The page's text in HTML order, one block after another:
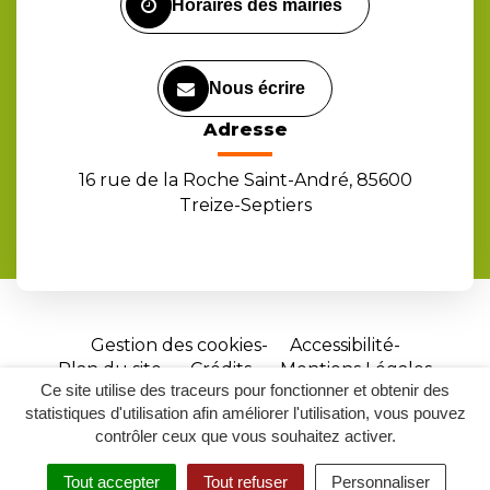
Ce site utilise des traceurs pour fonctionner et obtenir des
statistiques d'utilisation afin améliorer l'utilisation, vous pouvez
contrôler ceux que vous souhaitez activer.
Tout accepter Tout refuser Personnaliser
Horaires des mairies
Nous écrire
Adresse
16 rue de la Roche Saint-André, 85600
Treize-Septiers
Gestion des cookies
Accessibilité
Plan du site
Crédits
Mentions Légales
Site
réalisé
par
Inovagora